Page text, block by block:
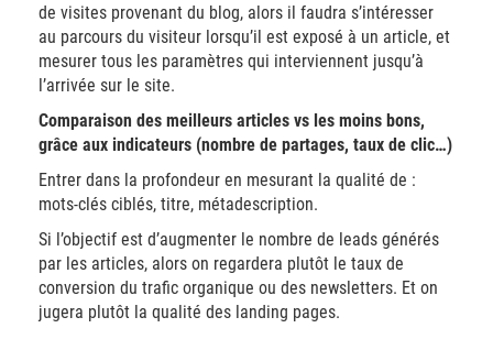
de visites provenant du blog, alors il faudra s’intéresser
au parcours du visiteur lorsqu’il est exposé à un article, et
mesurer tous les paramètres qui interviennent jusqu’à
l’arrivée sur le site.
Comparaison des meilleurs articles vs les moins bons,
grâce aux indicateurs (nombre de partages, taux de clic…)
Entrer dans la profondeur en mesurant la qualité de :
mots-clés ciblés, titre, métadescription.
Si l’objectif est d’augmenter le nombre de leads générés
par les articles, alors on regardera plutôt le taux de
conversion du trafic organique ou des newsletters. Et on
jugera plutôt la qualité des landing pages.